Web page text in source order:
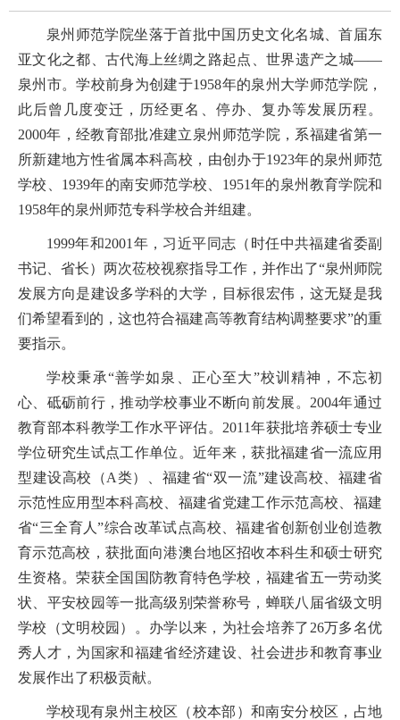
泉州师范学院坐落于首批中国历史文化名城、首届东
亚文化之都、古代海上丝绸之路起点、世界遗产之城——
泉州市。学校前身为创建于1958年的泉州大学师范学院，
此后曾几度变迁，历经更名、停办、复办等发展历程。
2000年，经教育部批准建立泉州师范学院，系福建省第一
所新建地方性省属本科高校，由创办于1923年的泉州师范
学校、1939年的南安师范学校、1951年的泉州教育学院和
1958年的泉州师范专科学校合并组建。
1999年和2001年，习近平同志 （时任中共福建省委副
书记、省长）两次莅校视察指导工作，并作出了“泉州师院
发展方向是建设多学科的大学，目标很宏伟，这无疑是我
们希望看到的，这也符合福建高等教育结构调整要求”的重
要指示。
学校秉承“善学如泉、正心至大”校训精神，不忘初
心、砥砺前行，推动学校事业不断向前发展。2004年通过
教育部本科教学工作水平评估。2011年获批培养硕士专业
学位研究生试点工作单位。近年来，获批福建省一流应用
型建设高校（A类）、福建省“双一流”建设高校、福建省
示范性应用型本科高校、福建省党建工作示范高校、福建
省“三全育人”综合改革试点高校、福建省创新创业创造教
育示范高校，获批面向港澳台地区招收本科生和硕士研究
生资格。荣获全国国防教育特色学校，福建省五一劳动奖
状、平安校园等一批高级别荣誉称号，蝉联八届省级文明
学校（文明校园）。办学以来，为社会培养了26万多名优
秀人才，为国家和福建省经济建设、社会进步和教育事业
发展作出了积极贡献。
学校现有泉州主校区（校本部）和南安分校区，占地